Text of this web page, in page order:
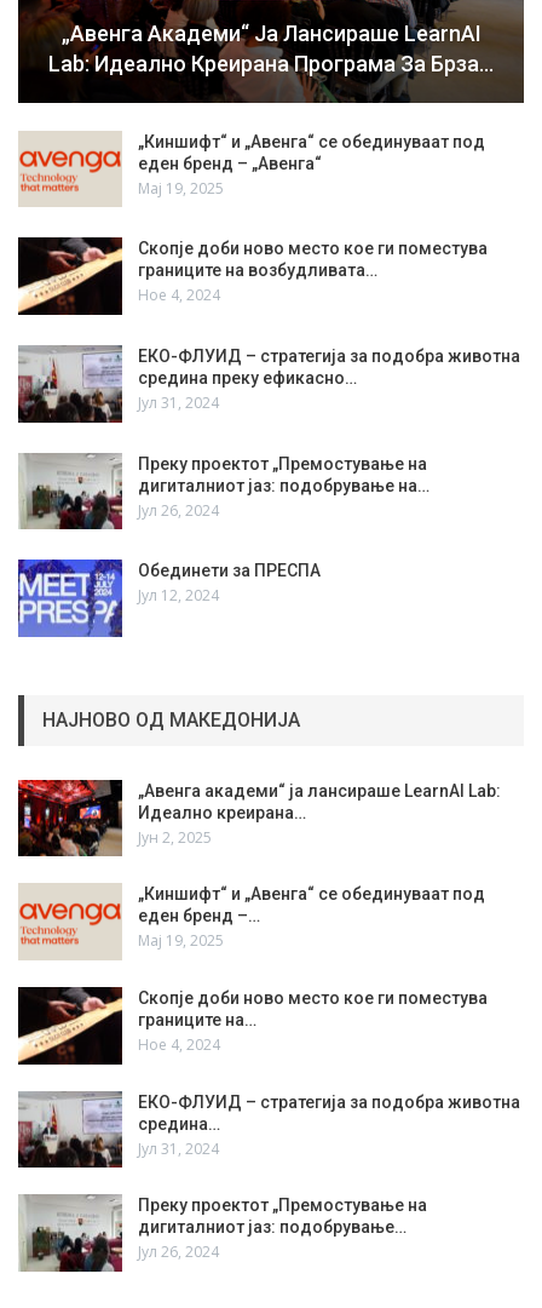
„Авенга Академи“ Ја Лансираше LearnAI
Lab: Идеално Креирана Програма За Брза…
„Киншифт“ и „Авенга“ се обединуваат под
еден бренд – „Авенга“
Мај 19, 2025
Скопје доби ново место кое ги поместува
границите на возбудливата…
Ное 4, 2024
ЕКО-ФЛУИД – стратегија за подобра животна
средина преку ефикасно…
Јул 31, 2024
Преку проектот „Премостување на
дигиталниот јаз: подобрување на…
Јул 26, 2024
Обединети за ПРЕСПА
Јул 12, 2024
НАЈНОВО ОД МАКЕДОНИЈА
„Авенга академи“ ја лансираше LearnAI Lab:
Идеално креирана…
Јун 2, 2025
„Киншифт“ и „Авенга“ се обединуваат под
еден бренд –…
Мај 19, 2025
Скопје доби ново место кое ги поместува
границите на…
Ное 4, 2024
ЕКО-ФЛУИД – стратегија за подобра животна
средина…
Јул 31, 2024
Преку проектот „Премостување на
дигиталниот јаз: подобрување…
Јул 26, 2024